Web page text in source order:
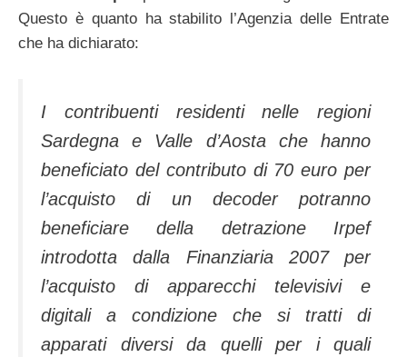
Questo è quanto ha stabilito l’Agenzia delle Entrate
che ha dichiarato:
I contribuenti residenti nelle regioni
Sardegna e Valle d’Aosta che hanno
beneficiato del contributo di 70 euro per
l’acquisto di un decoder potranno
beneficiare della detrazione Irpef
introdotta dalla Finanziaria 2007 per
l’acquisto di apparecchi televisivi e
digitali a condizione che si tratti di
apparati diversi da quelli per i quali